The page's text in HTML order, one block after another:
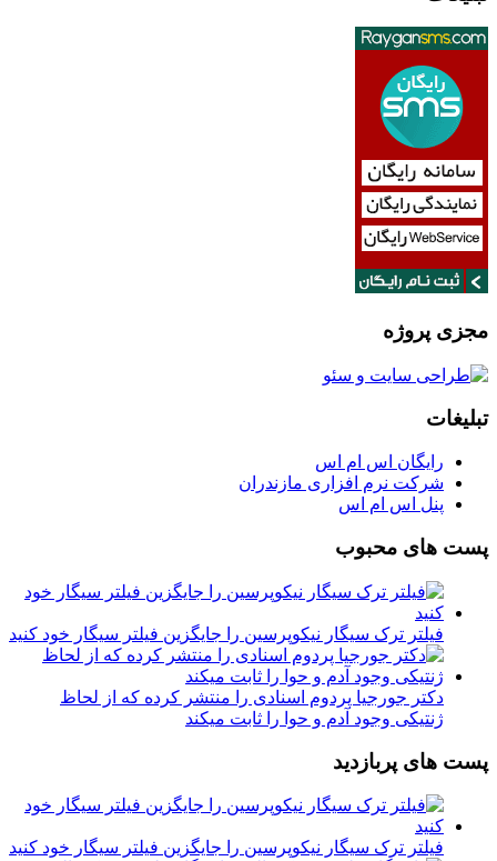
مجزی پروژه
تبلیغات
رایگان اس ام اس
شرکت نرم افزاری مازندران
پنل اس ام اس
پست های محبوب
فیلتر ترک سیگار نیکوپرسین را جایگزین فیلتر سیگار خود کنید
دکتر جورجیا پردوم اسنادی را منتشر کرده که از لحاظ
ژنتیکی وجود آدم و حوا را ثابت میکند
پست های پربازدید
فیلتر ترک سیگار نیکوپرسین را جایگزین فیلتر سیگار خود کنید